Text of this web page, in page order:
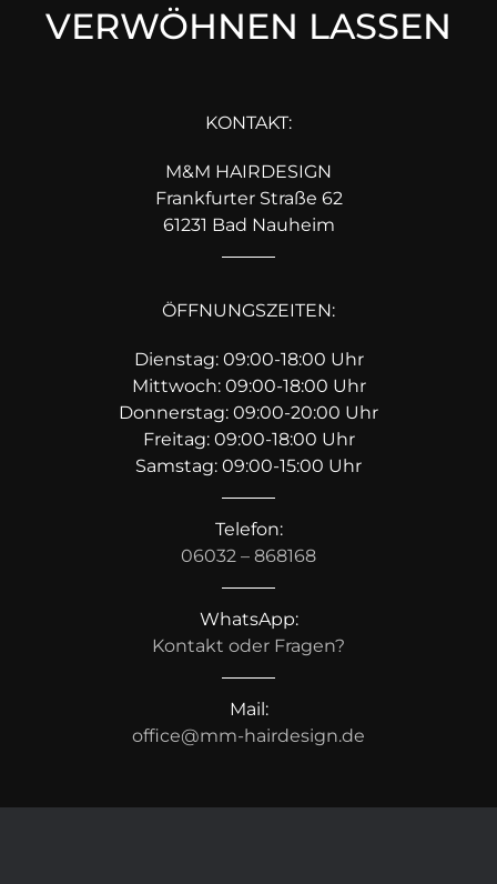
VERWÖHNEN LASSEN
KONTAKT:
M&M HAIRDESIGN
Frankfurter Straße 62
61231 Bad Nauheim
ÖFFNUNGSZEITEN:
Dienstag: 09:00-18:00 Uhr
Mittwoch: 09:00-18:00 Uhr
Donnerstag: 09:00-20:00 Uhr
Freitag: 09:00-18:00 Uhr
Samstag: 09:00-15:00 Uhr
Telefon:
06032 – 868168
WhatsApp:
Kontakt oder Fragen?
Mail:
office@mm-hairdesign.de